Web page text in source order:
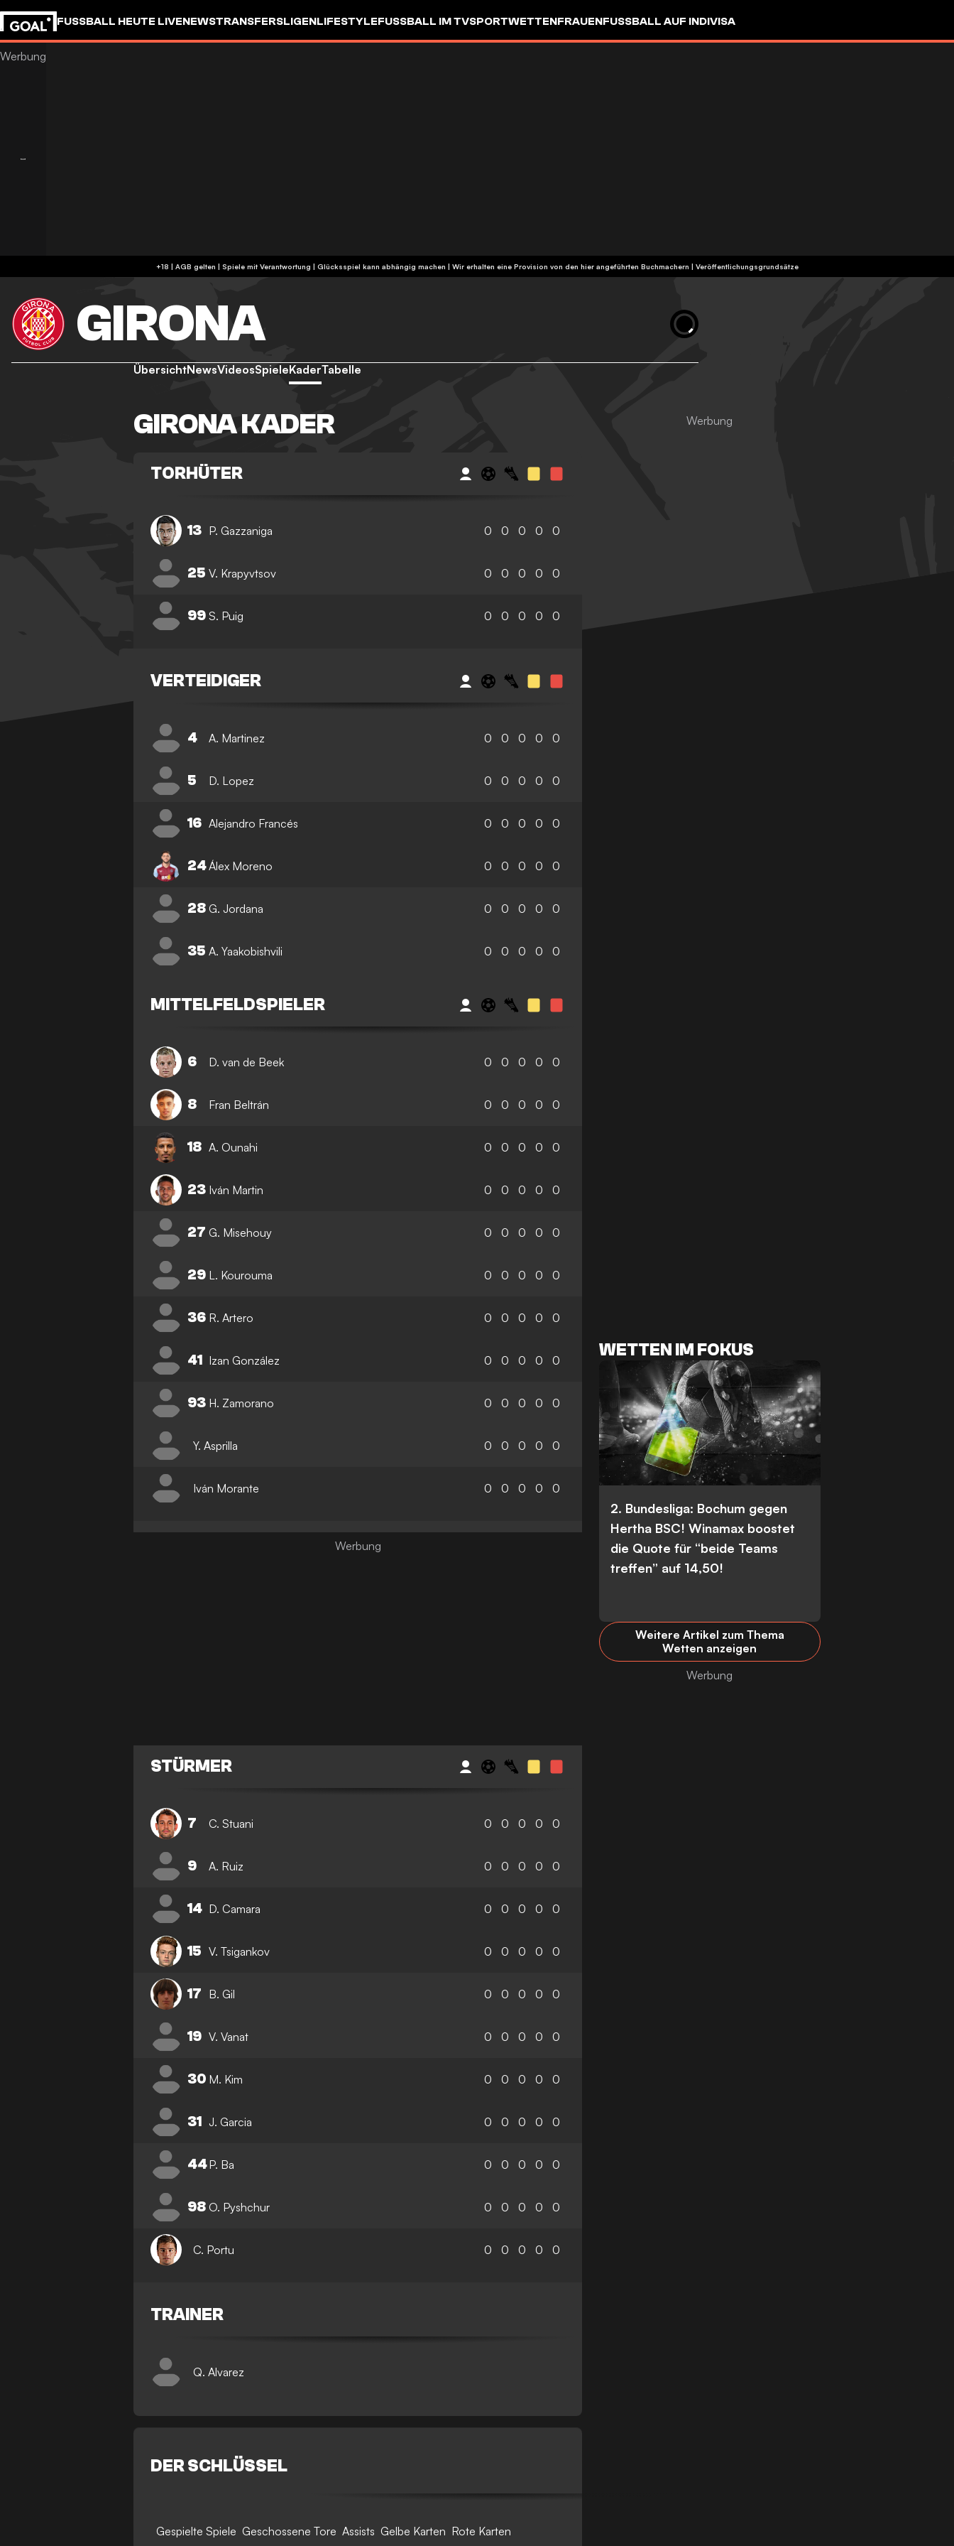
FUSSBALL HEUTE LIVENEWSTRANSFERSLIGENLIFESTYLEFUSSBALL IM TV SPORTWETTENFRAUENFUSSBALL AUF INDIVISA
+18 | AGB gelten | Spiele mit Verantwortung | Glücksspiel kann abhängig machen | Wir erhalten eine Provision von den hier angeführten Buchmachern | Veröffentlichungsgrundsätze
GIRONA
ÜbersichtNewsVideosSpieleKaderTabelle
GIRONA KADER
TORHÜTER
13 P. Gazzaniga 0 0 0 0 0
25 V. Krapyvtsov 0 0 0 0 0
99 S. Puig 0 0 0 0 0
VERTEIDIGER
4 A. Martinez 0 0 0 0 0
5 D. Lopez 0 0 0 0 0
16 Alejandro Francés 0 0 0 0 0
24Álex Moreno 0 0 0 0 0
28 G. Jordana 0 0 0 0 0
35 A. Yaakobishvili 0 0 0 0 0
MITTELFELDSPIELER
6 D. van de Beek 0 0 0 0 0
8 Fran Beltrán 0 0 0 0 0
18 A. Ounahi 0 0 0 0 0
23 Iván Martin 0 0 0 0 0
27 G. Misehouy 0 0 0 0 0
29 L. Kourouma 0 0 0 0 0
36 R. Artero 0 0 0 0 0
41 Izan González 0 0 0 0 0
93 H. Zamorano 0 0 0 0 0
Y. Asprilla 0 0 0 0 0
Iván Morante 0 0 0 0 0
STÜRMER
7 C. Stuani 0 0 0 0 0
9 A. Ruiz 0 0 0 0 0
14 D. Camara 0 0 0 0 0
15 V. Tsigankov 0 0 0 0 0
17 B. Gil 0 0 0 0 0
19 V. Vanat 0 0 0 0 0
30 M. Kim 0 0 0 0 0
31 J. Garcia 0 0 0 0 0
44P. Ba 0 0 0 0 0
98 O. Pyshchur 0 0 0 0 0
C. Portu 0 0 0 0 0
TRAINER
Q. Alvarez
DER SCHLÜSSEL
Gespielte Spiele Geschossene Tore Assists Gelbe Karten Rote Karten
WETTEN IM FOKUS
2. Bundesliga: Bochum gegen
Hertha BSC! Winamax boostet
die Quote für “beide Teams
treffen” auf 14,50!
Weitere Artikel zum Thema
Wetten anzeigen